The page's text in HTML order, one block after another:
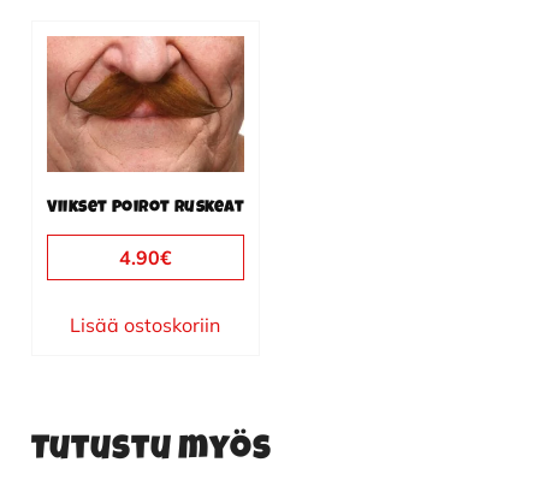
Viikset Poirot ruskeat
4.90€
Lisää ostoskoriin
Tutustu myös